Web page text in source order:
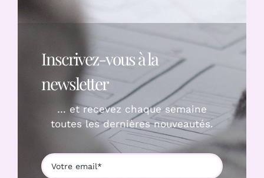
Inscrivez-vous à la
newsletter
… et recevez chaque semaine
toutes les dernières nouveautés.